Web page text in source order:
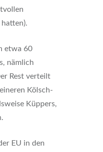
etwa 60
nämlich
Rest verteilt
Kölsch-
Küppers,
EU in den